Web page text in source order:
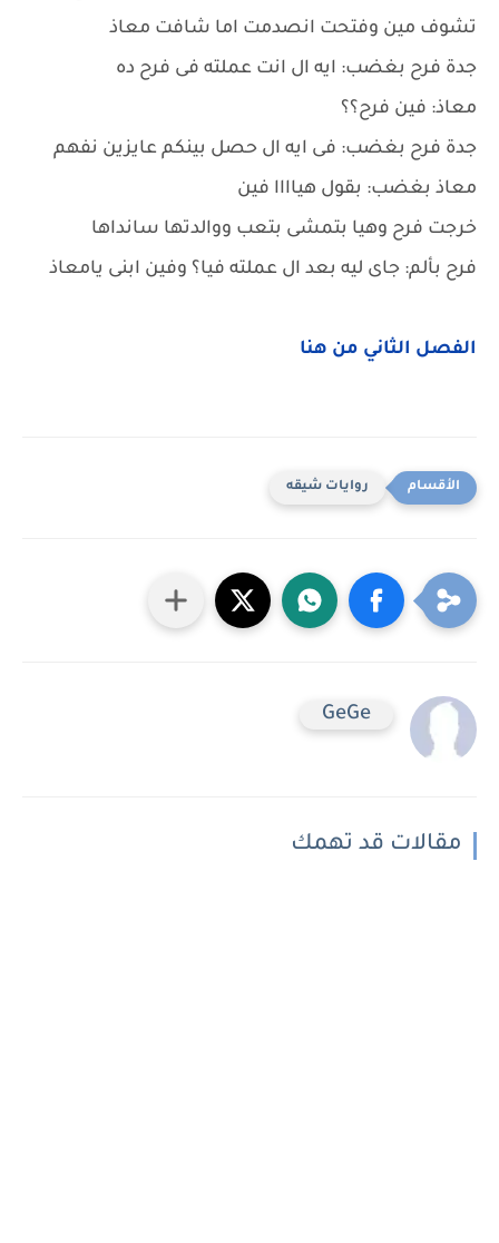
تشوف مين وفتحت انصدمت اما شافت معاذ
جدة فرح بغضب: ايه ال انت عملته فى فرح ده
معاذ: فين فرح؟؟
جدة فرح بغضب: فى ايه ال حصل بينكم عايزين نفهم
معاذ بغضب: بقول هياااا فين
خرجت فرح وهيا بتمشى بتعب ووالدتها سانداها
فرح بألم: جاى ليه بعد ال عملته فيا؟ وفين ابنى يامعاذ
الفصل الثاني من هنا
روايات شيقه
GeGe
مقالات قد تهمك